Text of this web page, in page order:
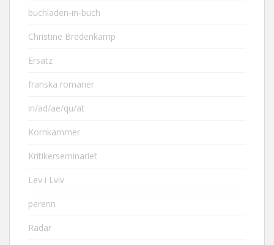
buchladen-in-buch
Christine Bredenkamp
Ersatz
franska romaner
in/ad/ae/qu/at
Kornkammer
Kritikerseminariet
Lev i Lviv
perenn
Radar